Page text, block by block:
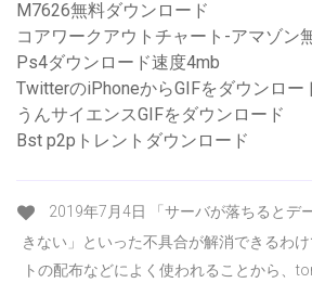
M7626無料ダウンロード
コアワークアウトチャート-アマゾン
Ps4ダウンロード速度4mb
TwitterのiPhoneからGIFをダウンロー
うんサイエンスGIFをダウンロード
Bst p2pトレントダウンロード
2019年7月4日 「サーバが落ちるとデ
きない」といった不具合が解消できるわ
トの配布などによく使われることから、